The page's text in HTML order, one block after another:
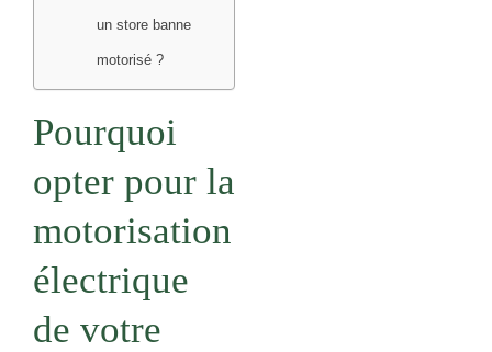
un store banne
motorisé ?
Pourquoi
opter pour la
motorisation
électrique
de votre